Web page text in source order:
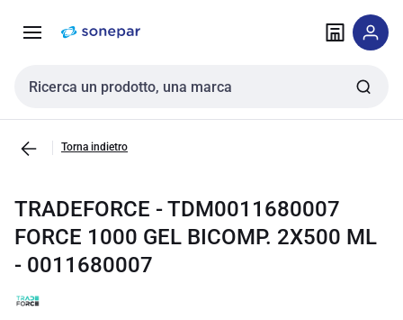
navigazione alla
Cerca input
Torna indietro
TRADEFORCE - TDM0011680007
FORCE 1000 GEL BICOMP. 2X500 ML
- 0011680007